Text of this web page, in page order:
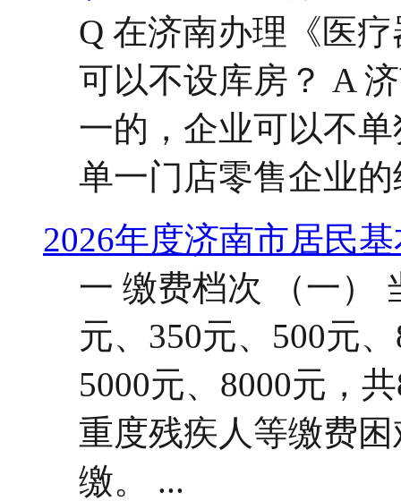
Q 在济南办理《医
可以不设库房？ A
一的，企业可以不
单一门店零售企业
2026年度济南市居民
一 缴费档次 （一）
元、350元、500元
5000元、8000元，
重度残疾人等缴费
缴。 ...